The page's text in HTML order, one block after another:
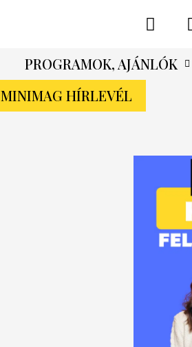
PROGRAMOK, AJÁNLÓK
MINIMAG HÍRLEVÉL